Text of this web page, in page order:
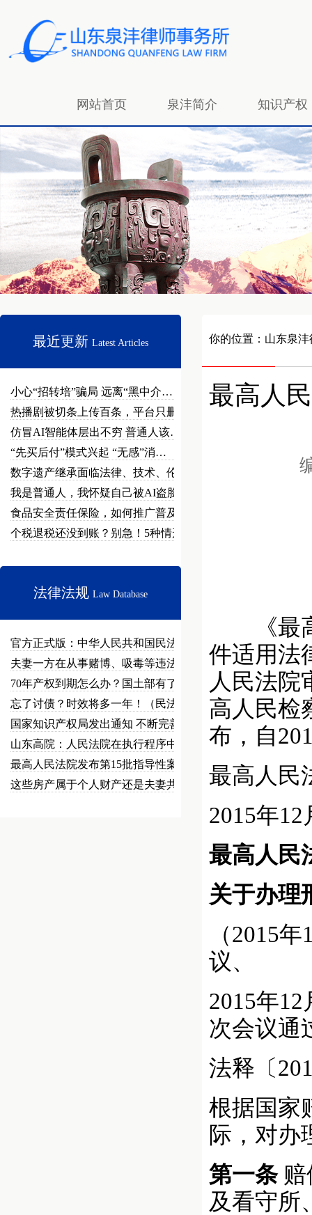
网站首页 泉沣简介 知识产权
招贤纳士
最近更新 Latest Articles
小心“招转培”骗局 远离“黑中介…
热播剧被切条上传百条，平台只删不…
仿冒AI智能体层出不穷 普通人该…
“先买后付”模式兴起 “无感”消…
数字遗产继承面临法律、技术、伦理…
我是普通人，我怀疑自己被AI盗脸…
食品安全责任保险，如何推广普及？
个税退税还没到账？别急！5种情形…
法律法规 Law Database
官方正式版：中华人民共和国民法总…
夫妻一方在从事赌博、吸毒等违法犯…
70年产权到期怎么办？国土部有了…
忘了讨债？时效将多一年！（民法草…
国家知识产权局发出通知 不断完善…
山东高院：人民法院在执行程序中可…
最高人民法院发布第15批指导性案…
这些房产属于个人财产还是夫妻共同…
你的位置： 山东泉
最高人
《最高
件适用法
人民法院
高人民检
布，自
最高人民
2015年12
最高人民
关于办理
（2015
议、
2015年
次会议通
法释〔
根据国家
际，对办
第一条赔
及看守所